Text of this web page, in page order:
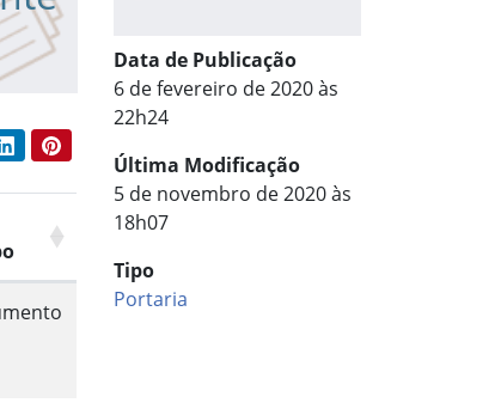
LinkedInPinterest
Data de Publicação
6 de fevereiro de 2020 às
22h24
Última Modificação
5 de novembro de 2020 às
18h07
Tipo
Portaria